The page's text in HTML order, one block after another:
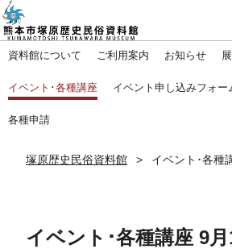
資料館について ご利用案内 お知らせ
イベント･各種講座 イベント申し込みフォー
各種申請
塚原歴史民俗資料館 イベント･各種
イベント･各種講座 9